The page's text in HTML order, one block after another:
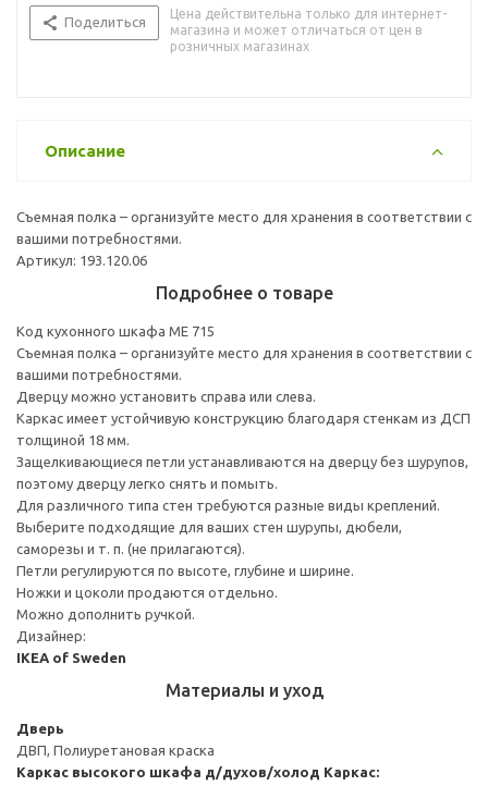
Поделиться
Цена действительна только для интернет-
магазина и может отличаться от цен в
розничных магазинах
Описание
Съемная полка – организуйте место для хранения в соответствии с
вашими потребностями.
Артикул: 193.120.06
Подробнее о товаре
Код кухонного шкафа ME 715
Съемная полка – организуйте место для хранения в соответствии с
вашими потребностями.
Дверцу можно установить справа или слева.
Каркас имеет устойчивую конструкцию благодаря стенкам из ДСП
толщиной 18 мм.
Защелкивающиеся петли устанавливаются на дверцу без шурупов,
поэтому дверцу легко снять и помыть.
Для различного типа стен требуются разные виды креплений.
Выберите подходящие для ваших стен шурупы, дюбели,
саморезы и т. п. (не прилагаются).
Петли регулируются по высоте, глубине и ширине.
Ножки и цоколи продаются отдельно.
Можно дополнить ручкой.
Дизайнер:
IKEA of Sweden
Материалы и уход
Дверь
ДВП, Полиуретановая краска
Каркас высокого шкафа д/духов/холод Каркас: